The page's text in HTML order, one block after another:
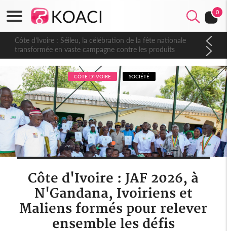
0
Côte d'Ivoire : Séileu, la célébration de la fête nationale
transformée en vaste campagne contre les produits
dépigmentants dangereux
CÔTE D'IVOIRE SOCIÉTÉ
Côte d'Ivoire : JAF 2026, à
N'Gandana, Ivoiriens et
Maliens formés pour relever
ensemble les défis